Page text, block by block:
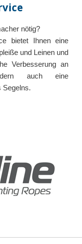
nötig?
bietet Ihnen eine
und Leinen und
Verbesserung an
auch eine
Segelns.